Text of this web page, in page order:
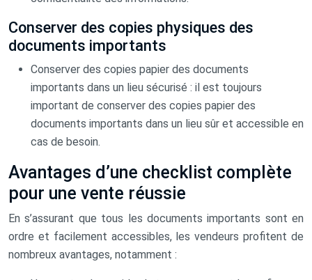
Conserver des copies physiques des
documents importants
Conserver des copies papier des documents
importants dans un lieu sécurisé : il est toujours
important de conserver des copies papier des
documents importants dans un lieu sûr et accessible en
cas de besoin.
Avantages d’une checklist complète
pour une vente réussie
En s’assurant que tous les documents importants sont en
ordre et facilement accessibles, les vendeurs profitent de
nombreux avantages, notamment :